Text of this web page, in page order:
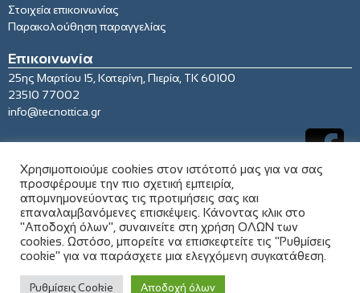
Στοιχεία επικοινωνίας
Παρακολούθηση παραγγελίας
Επικοινωνία
25ης Μαρτίου 15, Κατερίνη, Πιερία, ΤΚ 60100
23510 77002
info@tecnottica.gr
Χρησιμοποιούμε cookies στον ιστότοπό μας για να σας
προσφέρουμε την πιο σχετική εμπειρία,
απομνημονεύοντας τις προτιμήσεις σας και
επαναλαμβανόμενες επισκέψεις. Κάνοντας κλικ στο
"Αποδοχή όλων", συναινείτε στη χρήση ΟΛΩΝ των
cookies. Ωστόσο, μπορείτε να επισκεφτείτε τις "Ρυθμίσεις
cookie" για να παράσχετε μια ελεγχόμενη συγκατάθεση.
Ρυθμίσεις Cookie Αποδοχή όλων